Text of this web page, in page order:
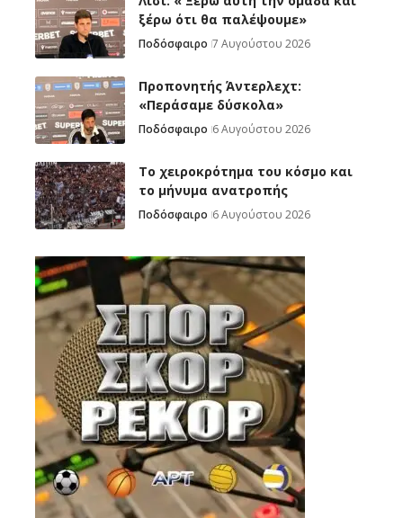
ξέρω ότι θα παλέψουμε»
Ποδόσφαιρο 7 Αυγούστου 2026
Προπονητής Άντερλεχτ:
«Περάσαμε δύσκολα»
Ποδόσφαιρο 6 Αυγούστου 2026
Το χειροκρότημα του κόσμο και
το μήνυμα ανατροπής
Ποδόσφαιρο 6 Αυγούστου 2026